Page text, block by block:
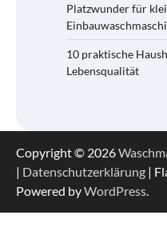
Platzwunder für
10 praktische
Lebensqualität
Copyright © 2026
| Datenschutzerklärung |
Powered byWordPress.